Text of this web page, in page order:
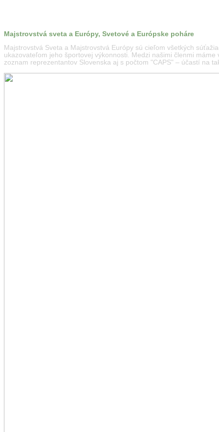
Majstrovstvá sveta a Európy, Svetové a Európske poháre
Majstrovstvá Sveta a Majstrovstvá Európy sú cieľom všetkých
ukazovateľom jeho športovej výkonnosti. Medzi našimi členmi
zoznam reprezentantov Slovenska aj s počtom "CAPS" – účastí na